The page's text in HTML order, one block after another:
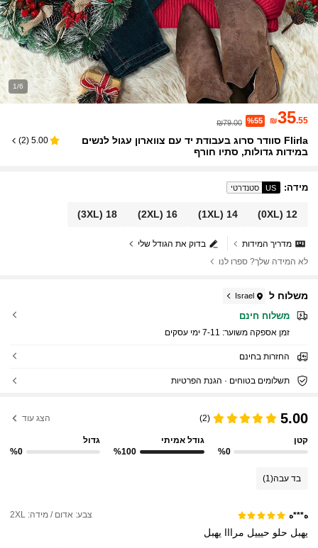
1/6
₪35.55
%55
₪79.00
Flirla סוודר סרוג בעבודת יד עם צווארון עגול לנשים
במידות גדולות, סתיו חורף
5.00
(
2
)
מידה:
US סטנדרטי
12
(0XL)
14
(1XL)
16
(2XL)
18
(3XL)
בדוק את הגודל שלי
מדריך המידות
לא המידה שלך? ספרו לנו
משלוח ל Israel
משלוח חינם
זמן אספקה ​​משוער: 7-11 ימי עסקים
החזרות בחינם
תשלומים בטוחים · הגנת הפרטיות
5.00
(2) הצג עוד
קטן
%0
גודל אמיתי
%100
גדול
%0
בד עבה(1)
ه***ه צבע: אדום / מידה: 2XL
يهبل حلو حيييل مرااا يهبل